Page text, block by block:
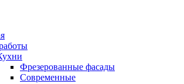
Фрезерованные фасады
Современные